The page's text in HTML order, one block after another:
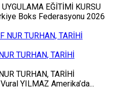
EĞİTİMİ KURSU
Boks Federasyonu 2026
TURHAN, TARİHİ
TURHAN, TARİHİ
YILMAZ Amerika’da...